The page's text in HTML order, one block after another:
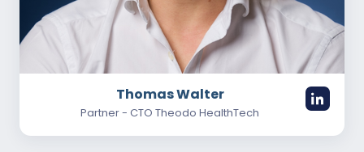
Thomas Walter
Partner - CTO Theodo HealthTech